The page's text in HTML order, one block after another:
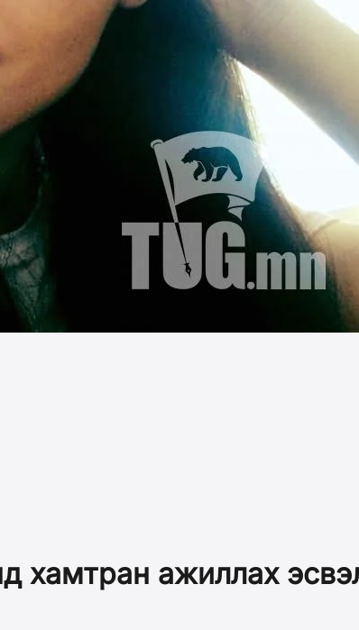
хамтран ажиллах